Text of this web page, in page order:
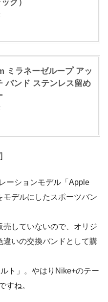
ク）
ミラネーゼループ アッ
バンド ステンレス留め
ーションモデル「Apple
デルにしたスポーツバン
売していないので、オリジ
いの交換バンドとして購
ト」。やはりNike+のテー
すね。